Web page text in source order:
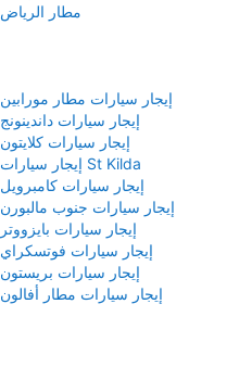
مطار الرياض
إيجار سيارات مطار مورابين
إيجار سيارات داندينونج
إيجار سيارات كلايتون
إيجار سيارات St Kilda
إيجار سيارات كامبرويل
إيجار سيارات جنوب مالبورن
إيجار سيارات بايزووتر
إيجار سيارات فوتسكراي
إيجار سيارات بريستون
إيجار سيارات مطار أفالون